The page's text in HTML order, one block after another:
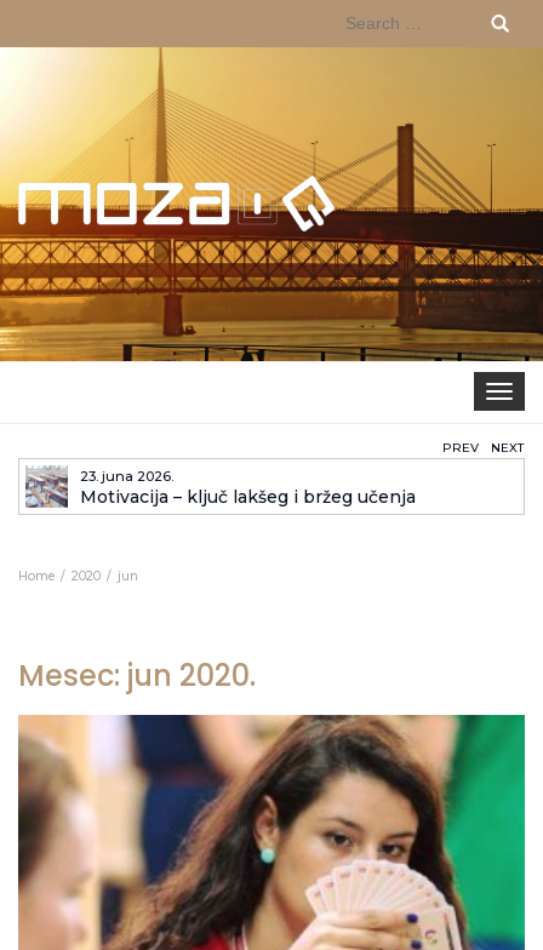
for:
Toggle
23. juna 2026.
Motivacija – ključ lakšeg i bržeg učenja
PREV NEXT
Home 2020 jun
Mesec: jun 2020.